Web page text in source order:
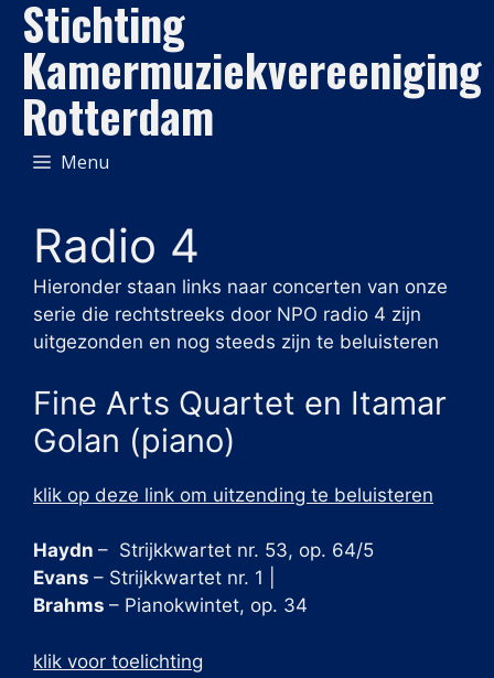
naar
inhoud
Stichting
Kamermuziekvereeniging
Rotterdam
Menu
Radio 4
Hieronder staan links naar concerten van onze
serie die rechtstreeks door NPO radio 4 zijn
uitgezonden en nog steeds zijn te beluisteren
Fine Arts Quartet en Itamar
Golan (piano)
klik op deze link om uitzending te beluisteren
Haydn – Strijkkwartet nr. 53, op. 64/5
Evans – Strijkkwartet nr. 1 |
Brahms – Pianokwintet, op. 34
klik voor toelichting